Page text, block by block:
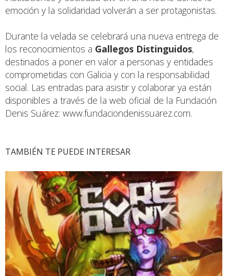
emoción y la solidaridad volverán a ser protagonistas.
Durante la velada se celebrará una nueva entrega de
los reconocimientos a Gallegos Distinguidos,
destinados a poner en valor a personas y entidades
comprometidas con Galicia y con la responsabilidad
social. Las entradas para asistir y colaborar ya están
disponibles a través de la web oficial de la Fundación
Denis Suárez: www.fundaciondenissuarez.com.
TAMBIÉN TE PUEDE INTERESAR